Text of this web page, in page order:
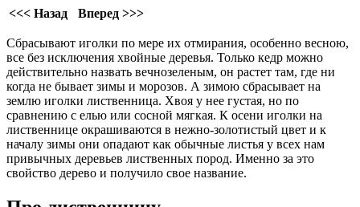
<<< Назад Вперед >>>
Сбрасывают иголки по мере их отмирания, особенно весною,
все без исключения хвойные деревья. Только кедр можно
действительно назвать вечнозеленым, он растет там, где ни
когда не бывает зимы и морозов. А зимою сбрасывает на
землю иголки лиственница. Хвоя у нее густая, но по
сравнению с елью или сосной мягкая. К осени иголки на
лиственнице окрашиваются в нежно-золотистый цвет и к
началу зимы они опадают как обычные листья у всех нам
привычных деревьев лиственных пород. Именно за это
свойство дерево и получило свое название.